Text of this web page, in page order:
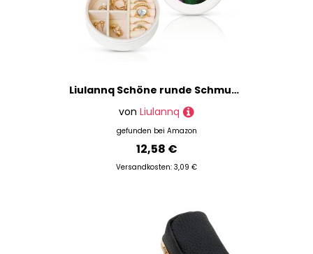
Liulannq Schöne runde Schmuckschatulle aus Leder mit Heißluftballon
von Liulannq
gefunden bei Amazon
12,58 €
Versandkosten: 3,09 €